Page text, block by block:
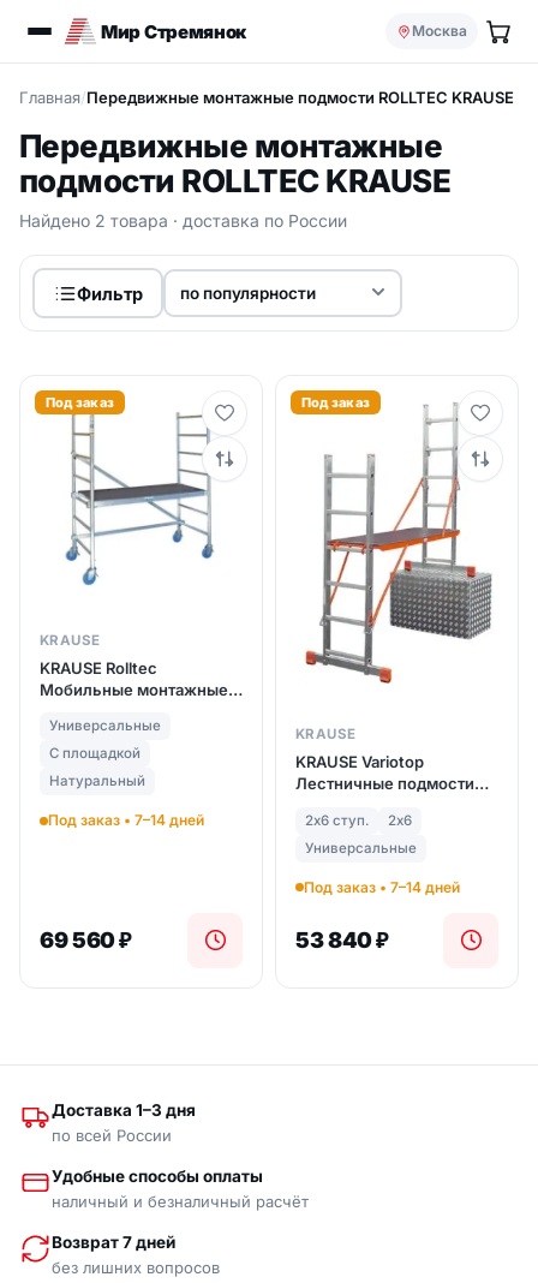
Мир Стремянок Москва
Главная/Передвижные монтажные подмости ROLLTEC KRAUSE
Передвижные монтажные
подмости ROLLTEC KRAUSE
Найдено 2 товара · доставка по России
Фильтр
Под заказ
KRAUSE
KRAUSE Rolltec
Мобильные монтажные
Универсальные
С площадкой
Натуральный
Под заказ • 7–14 дней
69 560₽
Под заказ
KRAUSE
KRAUSE Variotop
Лестничные подмости
2х6 ступ.
2х6
Универсальные
Под заказ • 7–14 дней
53 840₽
Доставка 1–3 дня
по всей России
Удобные способы оплаты
наличный и безналичный расчёт
Возврат 7 дней
без лишних вопросов